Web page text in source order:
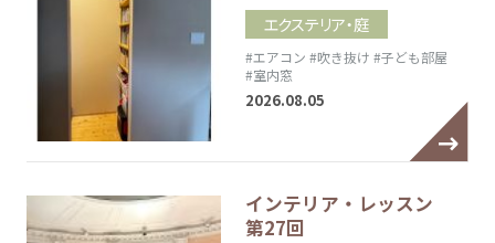
エクステリア・庭
#エアコン #吹き抜け #子ども部屋
#室内窓
2026.08.05
インテリア・レッスン
第27回